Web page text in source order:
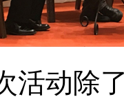
动除了